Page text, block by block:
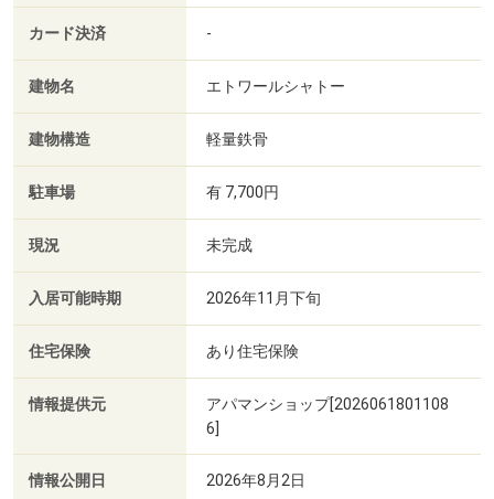
カード決済 -
建物名 エトワールシャトー
建物構造 軽量鉄骨
駐車場 有 7,700円
現況 未完成
入居可能時期 2026年11月下旬
住宅保険 あり住宅保険
情報提供元
アパマンショップ[2026061801108
6]
情報公開日 2026年8月2日